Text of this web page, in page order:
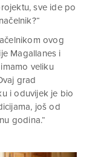
sve ide po
ovog
Magallanes i
veliku
grad
i oduvijek je bio
još od
godina.“